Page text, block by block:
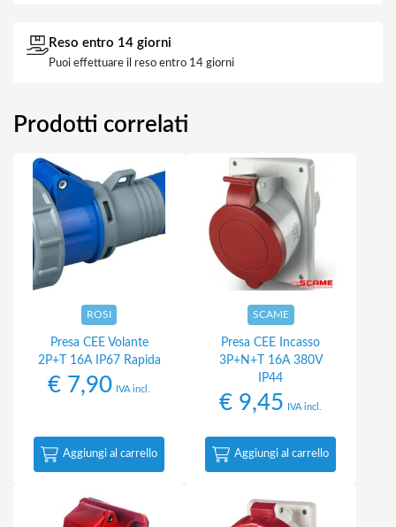
Reso entro 14 giorni
Puoi effettuare il reso entro 14 giorni
Prodotti correlati
ROSI
Presa CEE Volante
2P+T 16A IP67 Rapida
€ 7,90 IVA incl.
Aggiungi al carrello
SCAME
Presa CEE Incasso
3P+N+T 16A 380V
IP44
€ 9,45 IVA incl.
Aggiungi al carrello